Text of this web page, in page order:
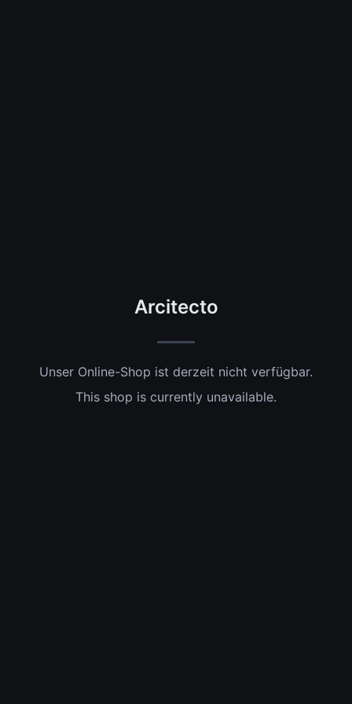
Arcitecto
Unser Online-Shop ist derzeit nicht verfügbar.
This shop is currently unavailable.